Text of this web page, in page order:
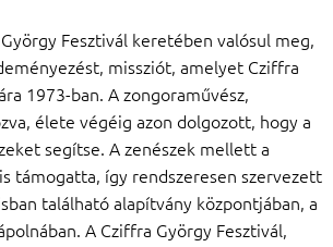
Fesztivál keretében valósul meg,
missziót, amelyet Cziffra
1973-ban. A zongoraművész,
élete végéig azon dolgozott, hogy a
segítse. A zenészek mellett a
támogatta, így rendszeresen szervezett
található alapítvány központjában, a
A Cziffra György Fesztivál,